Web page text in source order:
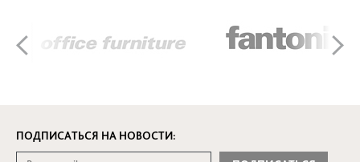
ПОДПИСАТЬСЯ НА НОВОСТИ: